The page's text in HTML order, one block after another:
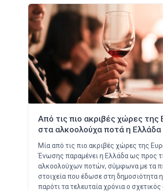
Από τις πιο ακριβές χώρες
στα αλκοολούχα ποτά η Ελλάδα
Μία από τις πιο ακριβές χώρες της
Ένωσης παραμένει η Ελλάδα ως προς
αλκοολούχων ποτών, σύμφωνα με τα
στοιχεία που έδωσε στη δημοσιότητα
παρότι τα τελευταία χρόνια ο σχετικός